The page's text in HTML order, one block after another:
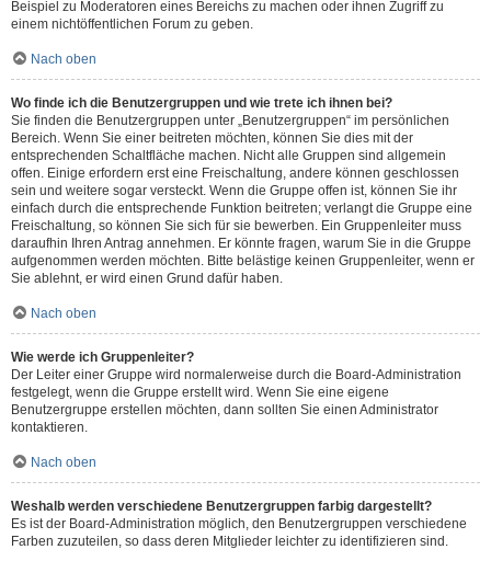
Beispiel zu Moderatoren eines Bereichs zu machen oder ihnen Zugriff zu
einem nichtöffentlichen Forum zu geben.
Nach oben
Wo finde ich die Benutzergruppen und wie trete ich ihnen bei?
Sie finden die Benutzergruppen unter „Benutzergruppen“ im persönlichen
Bereich. Wenn Sie einer beitreten möchten, können Sie dies mit der
entsprechenden Schaltfläche machen. Nicht alle Gruppen sind allgemein
offen. Einige erfordern erst eine Freischaltung, andere können geschlossen
sein und weitere sogar versteckt. Wenn die Gruppe offen ist, können Sie ihr
einfach durch die entsprechende Funktion beitreten; verlangt die Gruppe eine
Freischaltung, so können Sie sich für sie bewerben. Ein Gruppenleiter muss
daraufhin Ihren Antrag annehmen. Er könnte fragen, warum Sie in die Gruppe
aufgenommen werden möchten. Bitte belästige keinen Gruppenleiter, wenn er
Sie ablehnt, er wird einen Grund dafür haben.
Nach oben
Wie werde ich Gruppenleiter?
Der Leiter einer Gruppe wird normalerweise durch die Board-Administration
festgelegt, wenn die Gruppe erstellt wird. Wenn Sie eine eigene
Benutzergruppe erstellen möchten, dann sollten Sie einen Administrator
kontaktieren.
Nach oben
Weshalb werden verschiedene Benutzergruppen farbig dargestellt?
Es ist der Board-Administration möglich, den Benutzergruppen verschiedene
Farben zuzuteilen, so dass deren Mitglieder leichter zu identifizieren sind.